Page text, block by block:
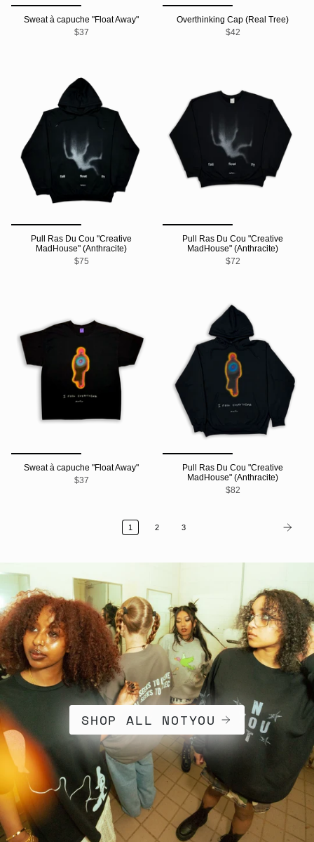
Sweat à capuche "Float Away"
$37
Overthinking Cap (Real Tree)
$42
Pull Ras Du Cou "Creative
MadHouse" (Anthracite)
$75
Pull Ras Du Cou "Creative
MadHouse" (Anthracite)
$72
Sweat à capuche "Float Away"
$37
Pull Ras Du Cou "Creative
MadHouse" (Anthracite)
$82
1 2 3
SHOP ALL NOTYOU